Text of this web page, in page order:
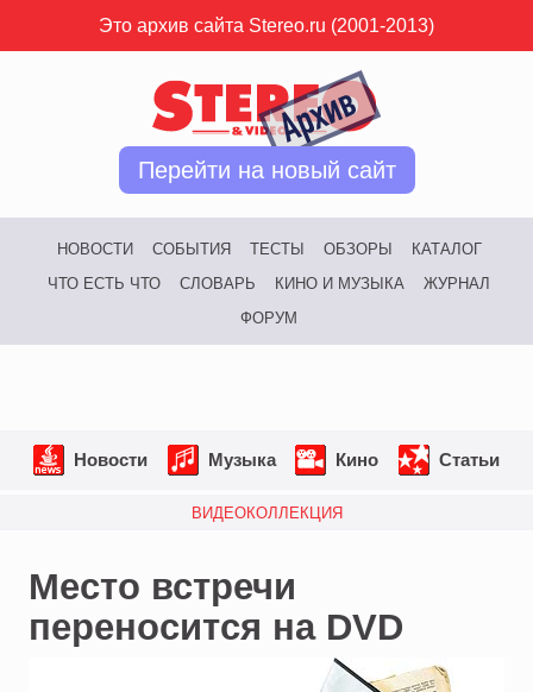
Это архив сайта Stereo.ru (2001-2013)
Перейти на новый сайт
НОВОСТИ СОБЫТИЯ ТЕСТЫ ОБЗОРЫ
КАТАЛОГ
ЧТО ЕСТЬ ЧТО
СЛОВАРЬ КИНО И МУЗЫКА
ЖУРНАЛ
ФОРУМ
Новости Музыка Кино Статьи
ВИДЕОКОЛЛЕКЦИЯ
Место встречи
переносится на DVD